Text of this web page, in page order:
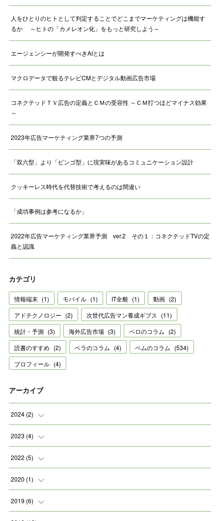
人をひとりのヒトとして判定することでどこまでマーケティングは機能す
るか ～ヒトの「カメレオン化」をもっと研究しよう～
エージェンシーが開発すべきAIとは
マクロデータで観るテレビCMとデジタル動画広告市場
コネクテッドＴＶ広告の定義とＣＭの受容性 ～ＣＭ打つほどマイナス効果
～
2023年広告マーケティング業界7つの予測
「双六型」より「ビンゴ型」に現実味があるコミュニケーション設計
クッキーレス時代を代替技術で考えるのは間違い
「成功事例は参考になるか」
2022年広告マーケティング業界予測 ver.2 その１：コネクテッドTVの定
義と認識
カテゴリ
情報端末 (1) モバイル (1) IT全般 (1) 動画 (2)
アドテクノロジー (2) 次世代広告マン養成ギブス (11)
統計・予測 (3) 海外広告市場 (3) ベロのコラム (2)
読書のすすめ (2) ベラのコラム (4) ベムのコラム (534)
プロフィール (4)
アーカイブ
2024 (2)
( )
2023 (4)
( )
( )
(
2022 (5)
( )
( )
2020 (1)
( )
2019 (6)